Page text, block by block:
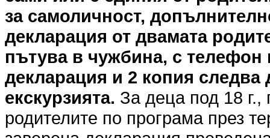
за самоличност,
декларация от двамата
пътува в чужбина, с телефон
декларация и 2 копия следва
екскурзията. За деца под 18
родителите по програма през